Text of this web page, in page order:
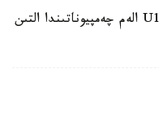
ديار امانالى گرەك-ريم كۇرەسىنەن U17 الەم چەمپيوناتىندا التىن